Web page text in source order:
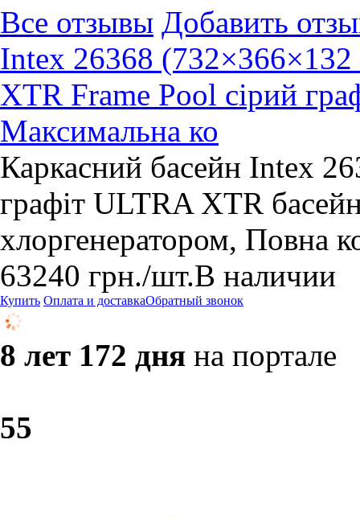
Все отзывы Добавить
Intex 26368
XTR Frame Pool сірий
Максимальна ко
Каркасний басейн Intex
графіт ULTRA XTR
хлоргенератором, Повна
63240 грн./шт.В наличии
Купить Оплата и доставкаОбратный звонок
8 лет 172 дня на портале
55